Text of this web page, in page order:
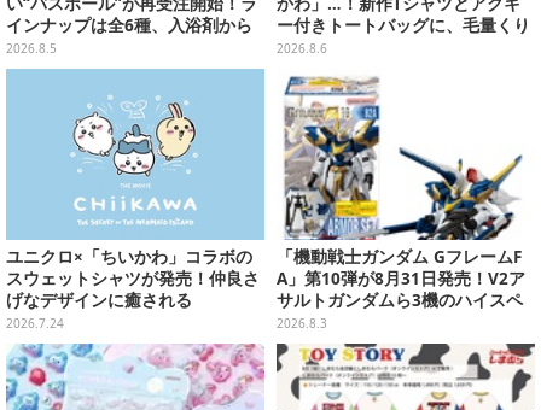
インナップは全6種、入浴剤から
モンスターのフィギュアが出てく
る
2026.8.5
ー付きトートバッグに、毛量くり
まんじゅうなど全6アイテム
2026.8.6
ユニクロ×「ちいかわ」コラボの
スウェットシャツが発売！仲良さ
げなデザインに癒される
2026.7.24
「機動戦士ガンダム GフレームF
A」第10弾が8月31日発売！V2ア
サルトガンダムら3機のハイスペ
ック可動フィギュア
2026.8.3